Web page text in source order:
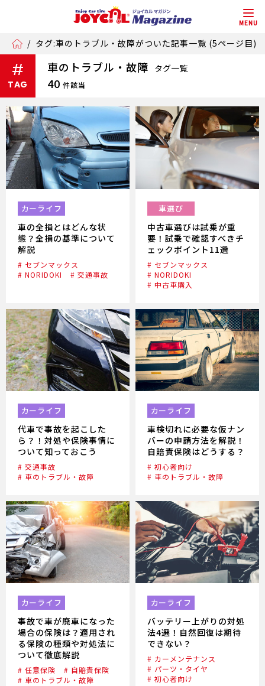
MENU
/ タグ:車のトラブル・故障がついた記事一覧 (5ページ目)
#
TAG
車のトラブル・故障 タグ一覧
40件該当
カーライフ
車の全損とはどんな状
態？全損の基準について
解説
# セブンマックス
# NORIDOKI
# 交通事故
車選び
中古車選びは試乗が重
要！試乗で確認すべきチ
ェックポイント11選
# セブンマックス
# NORIDOKI
# 中古車購入
カーライフ
代車で事故を起こした
ら？！対処や保険事情に
ついて知っておこう
# 交通事故
# 車のトラブル・故障
カーライフ
車検切れに必要な仮ナン
バーの申請方法を解説！
自賠責保険はどうする？
# 初心者向け
# 車のトラブル・故障
カーライフ
事故で車が廃車になった
場合の保険は？適用され
る保険の種類や対処法に
ついて徹底解説
# 任意保険
# 自賠責保険
# 車のトラブル・故障
カーライフ
バッテリー上がりの対処
法4選！自然回復は期待
できない？
# カーメンテナンス
# パーツ・タイヤ
# 初心者向け